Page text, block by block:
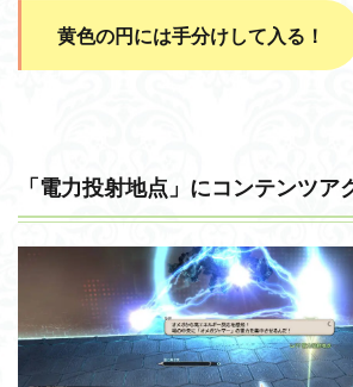
黄色の円には手分けして入る！
「電力投射地点」にコンテンツア